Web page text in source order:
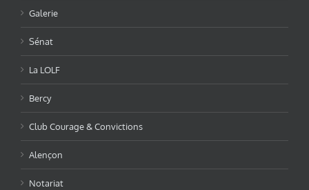
Galerie
Sénat
La LOLF
Bercy
Club Courage & Convictions
Alençon
Notariat